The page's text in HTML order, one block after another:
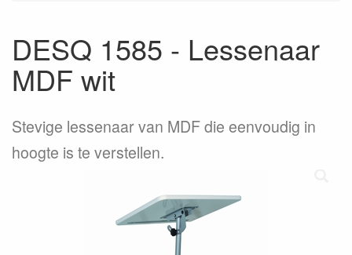
DESQ 1585 - Lessenaar
MDF wit
Stevige lessenaar van MDF die eenvoudig in
hoogte is te verstellen.